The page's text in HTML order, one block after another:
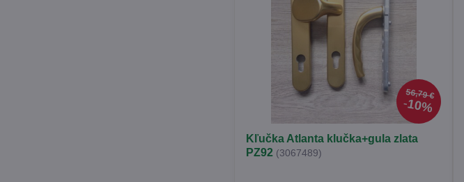
56,79 €
10%
Kľučka Atlanta klučka+gula zlata
PZ92 (3067489)